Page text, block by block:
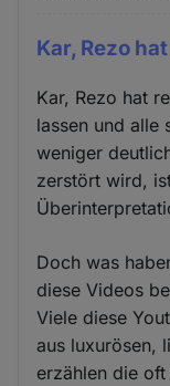
Kar, Rezo
Kar, Rezo hat
lassen und alle
weniger
zerstört wird,
Doch was
diese Videos
Viele diese
aus luxurösen,
erzählen die